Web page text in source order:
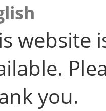
website
you.